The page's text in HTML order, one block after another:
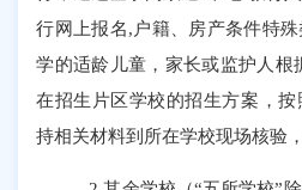
行网上报名, 户籍、房产条件特
学的适龄儿童，家长或监护人根
在招生片区学校的招生方案，按
持相关材料到所在学校现场核验